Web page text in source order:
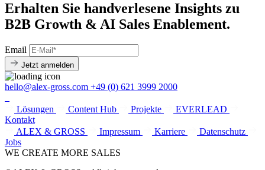
Erhalten Sie handverlesene Insights zu
B2B Growth & AI Sales Enablement.
Email
Jetzt anmelden
hello@alex-gross.com +49 (0) 621 3999 2000
Lösungen Content Hub Projekte
EVERLEAD
Kontakt
ALEX & GROSS
Impressum Karriere
Datenschutz
Jobs
WE CREATE MORE SALES